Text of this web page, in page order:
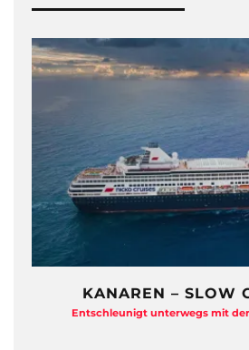
KANAREN – SLOW
Entschleunigt unterwegs mit der